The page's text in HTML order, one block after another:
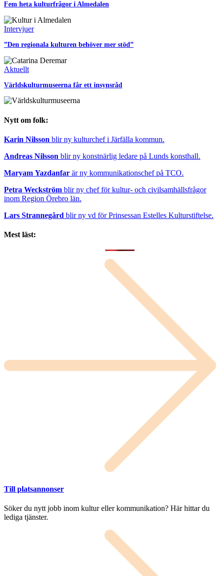
Fem heta kulturfrågor i Almedalen
Intervjuer
”Den regionala kulturen behöver mer stöd”
Aktuellt
Världskulturmuseerna får ett insynsråd
Nytt om folk:
Karin Nilsson blir ny kulturchef i Järfälla kommun.
Andreas Nilsson blir ny konstnärlig ledare på Lunds konsthall.
Maryam Yazdanfar är ny kommunikationschef på TCO.
Petra Weckström blir ny chef för kultur- och civilsamhällsfrågor
inom Region Örebro län.
Lars Strannegård blir ny vd för Prinsessan Estelles Kulturstiftelse.
Mest läst:
Till platsannonser
Söker du nytt jobb inom kultur eller kommunikation? Här hittar du
lediga tjänster.